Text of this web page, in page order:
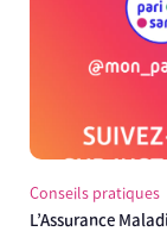
Conseils pratiques
L’Assurance